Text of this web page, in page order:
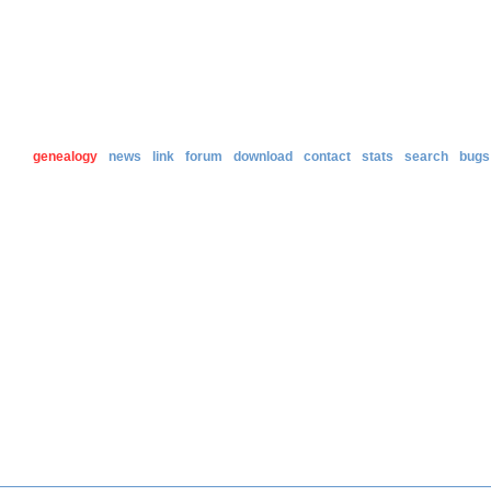
genealogy news link forum download contact stats search bugs